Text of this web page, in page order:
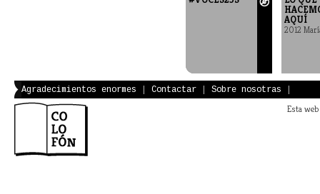
AQUÍ
2012
Agradecimientos enormes Contactar Sobre nosotras
Esta